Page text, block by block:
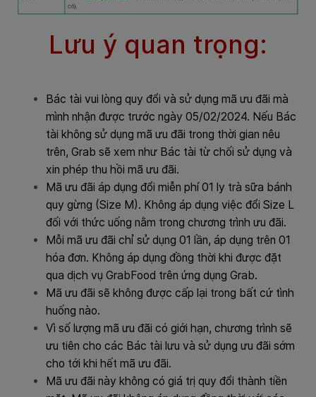
Lưu ý quan trọng:
Bác tài vui lòng quy đổi và sử dụng mã ưu đãi mà
mình nhận được trước ngày 05/02/2024. Nếu Bác
tài không sử dụng mã ưu đãi trong thời gian nêu
trên, Grab sẽ xem như Bác tài từ chối sử dụng và
xin phép thu hồi mã ưu đãi.
Mã ưu đãi áp dụng đổi miễn phí 01 ly trà sữa bánh
quy gừng (Size M). Không áp dụng việc đổi Size L
đối với thức uống nằm trong chương trình ưu đãi.
Mỗi mã ưu đãi chỉ sử dụng 01 lần, áp dụng trên 01
hóa đơn. Không áp dụng đồng thời khi được đặt
qua dịch vụ GrabFood trên ứng dụng Grab.
Mã ưu đãi sẽ không được cấp lại trong bất cứ tình
huống nào.
Vì số lượng mã ưu đãi có giới hạn, chương trình sẽ
ưu tiên cho các Bác tài lưu và sử dụng ưu đãi sớm
cho tới khi hết mã ưu đãi.
Mã ưu đãi này không có giá trị quy đổi thành tiền